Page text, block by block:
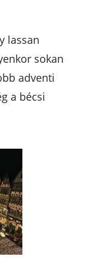
lassan
sokan
adventi
a bécsi